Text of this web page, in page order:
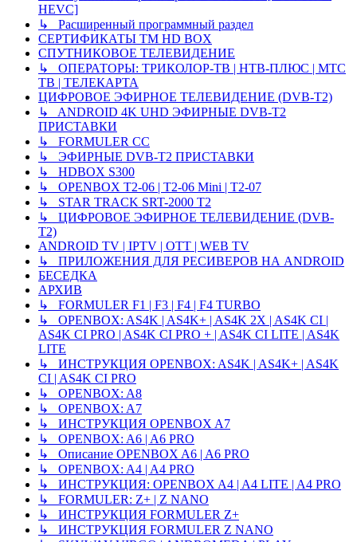
HEVC]
↳ Расширенный программный раздел
СЕРТИФИКАТЫ TM HD BOX
СПУТНИКОВОЕ ТЕЛЕВИДЕНИЕ
↳ ОПЕРАТОРЫ: ТРИКОЛОР-ТВ | НТВ-ПЛЮС | МТС
ТВ | ТЕЛЕКАРТА
ЦИФРОВОЕ ЭФИРНОЕ ТЕЛЕВИДЕНИЕ (DVB-T2)
↳ ANDROID 4K UHD ЭФИРНЫЕ DVB-T2
ПРИСТАВКИ
↳ FORMULER CC
↳ ЭФИРНЫЕ DVB-T2 ПРИСТАВКИ
↳ HDBOX S300
↳ OPENBOX T2-06 | T2-06 Mini | T2-07
↳ STAR TRACK SRT-2000 T2
↳ ЦИФРОВОЕ ЭФИРНОЕ ТЕЛЕВИДЕНИЕ (DVB-
T2)
ANDROID TV | IPTV | OTT | WEB TV
↳ ПРИЛОЖЕНИЯ ДЛЯ РЕСИВЕРОВ НА ANDROID
БЕСЕДКА
АРХИВ
↳ FORMULER F1 | F3 | F4 | F4 TURBO
↳ OPENBOX: AS4K | AS4K+ | AS4K 2X | AS4K CI |
AS4K CI PRO | AS4K CI PRO + | AS4K CI LITE | AS4K
LITE
↳ ИНСТРУКЦИЯ OPENBOX: AS4K | AS4K+ | AS4K
CI | AS4K CI PRO
↳ OPENBOX: A8
↳ OPENBOX: A7
↳ ИНСТРУКЦИЯ OPENBOX A7
↳ OPENBOX: A6 | A6 PRO
↳ Описание OPENBOX A6 | A6 PRO
↳ OPENBOX: A4 | A4 PRO
↳ ИНСТРУКЦИЯ: OPENBOX A4 | A4 LITE | A4 PRO
↳ FORMULER: Z+ | Z NANO
↳ ИНСТРУКЦИЯ FORMULER Z+
↳ ИНСТРУКЦИЯ FORMULER Z NANO